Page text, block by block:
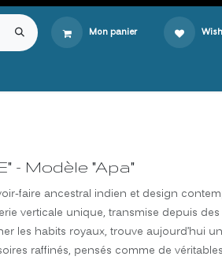
Mon panier
- Modèle "Apa"
faire ancestral indien et design
verticale unique, transmise depuis des
les habits royaux, trouve aujourd’hui un
raffinés, pensés comme de véritables